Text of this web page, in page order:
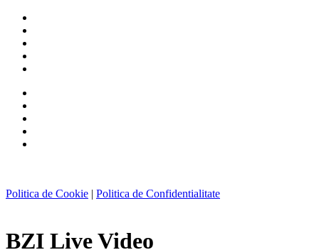
Politica de Cookie | Politica de Confidentialitate
BZI Live Video